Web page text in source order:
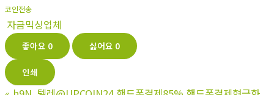
코인전송
자금믹싱업체
좋아요 0 싫어요 0
인쇄